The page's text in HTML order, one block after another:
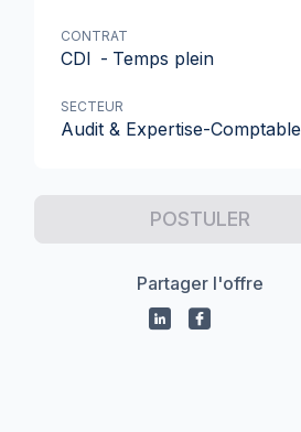
CONTRAT
CDI - Temps plein
SECTEUR
Audit & Expertise-Comptable
POSTULER
Partager l'offre